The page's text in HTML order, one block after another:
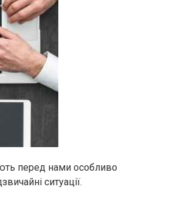
перед нами особливо
ситуації.